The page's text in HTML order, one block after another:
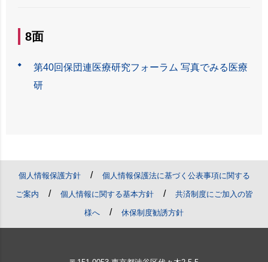
8面
第40回保団連医療研究フォーラム 写真でみる医療
研
個人情報保護方針/ 個人情報保護法に基づく公表事項に関する
ご案内 / 個人情報に関する基本方針/ 共済制度にご加入の皆
様へ / 休保制度勧誘方針